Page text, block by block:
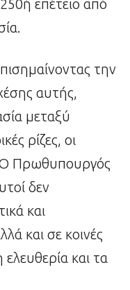
επέτειο από
την
αυτής,
μεταξύ
ρίζες, οι
Ο Πρωθυπουργός
δεν
και
και σε κοινές
και τα